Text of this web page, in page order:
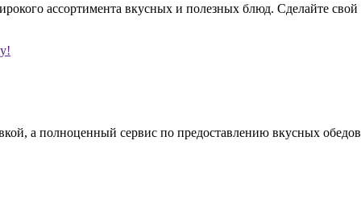
ассортимента вкусных и полезных блюд. Сделайте
а полноценный сервис по предоставлению вкусных